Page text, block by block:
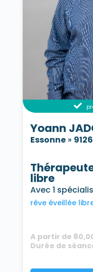
Yoann
Essonne»
libre
Avec 1
rêve éveillée
A partir de
Durée de